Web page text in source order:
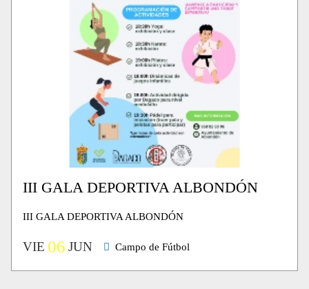
III GALA DEPORTIVA ALBONDÓN
III GALA DEPORTIVA ALBONDÓN
VIE 06 JUN Campo de Fútbol